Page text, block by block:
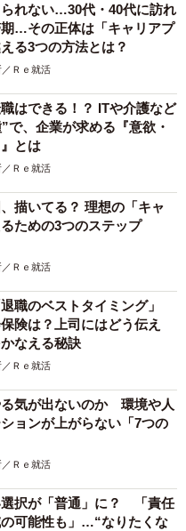
れない…30代・40代に訪れ
…その正体は「キャリアプ
る3つの方法とは？
Ｒｅ就活
はできる！？ ITや介護など
で、企業が求める『意欲・
とは
Ｒｅ就活
描いてる？ 理想の「キャ
ための3つのステップ
Ｒｅ就活
職のベストタイミング」
険は？上司にはどう伝え
なえる秘訣
Ｒｅ就活
る気が出ないのか 環境や人
ョンが上がらない「7つの
Ｒｅ就活
択が「普通」に？ 「責任
可能性も」…“なりたくな